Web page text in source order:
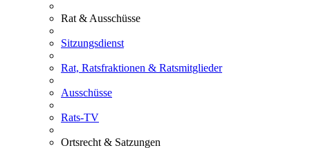
Rat & Ausschüsse
Sitzungsdienst
Rat, Ratsfraktionen & Ratsmitglieder
Ausschüsse
Rats-TV
Ortsrecht & Satzungen